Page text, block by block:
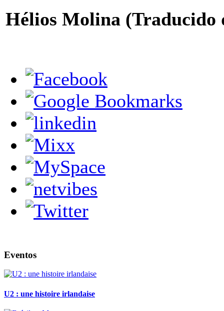
Hélios Molina (Traducido
Eventos
U2 : une histoire irlandaise